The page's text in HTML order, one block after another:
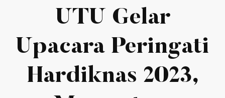
UTU Gelar
Upacara Peringati
Hardiknas 2023,